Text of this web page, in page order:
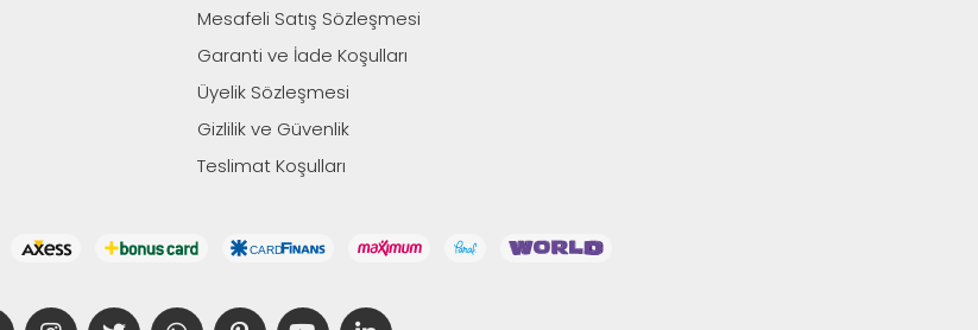
Mesafeli Satış Sözleşmesi
Garanti ve İade Koşulları
Üyelik Sözleşmesi
Gizlilik ve Güvenlik
Teslimat Koşulları